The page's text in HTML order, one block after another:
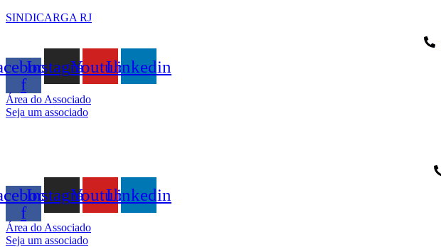
SINDICARGA RJ
f
InstagramYoutubeLinkedin
Área do Associado
Seja um associado
f
InstagramYoutubeLinkedin
Área do Associado
Seja um associado